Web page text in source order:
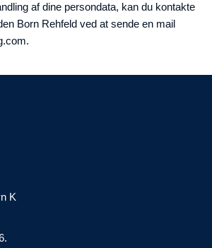
af dine persondata, kan du kontakte
Born Rehfeld ved at sende en mail
K